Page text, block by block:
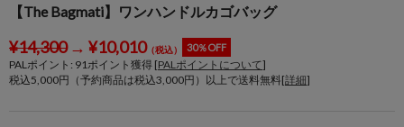
【The Bagmati】ワンハンドルカゴバッグ
¥14,300→ ¥10,010（税込） 30％OFF
PALポイント: 91ポイント獲得 [PALポイントについて]
税込5,000円（予約商品は税込3,000円）以上で送料無料[詳細]